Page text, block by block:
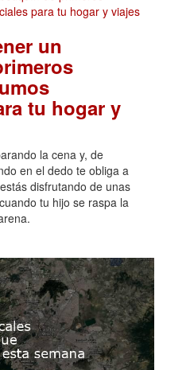
un
tu hogar y
la cena y, de
en el dedo te obliga a
disfrutando de unas
tu hijo se raspa la